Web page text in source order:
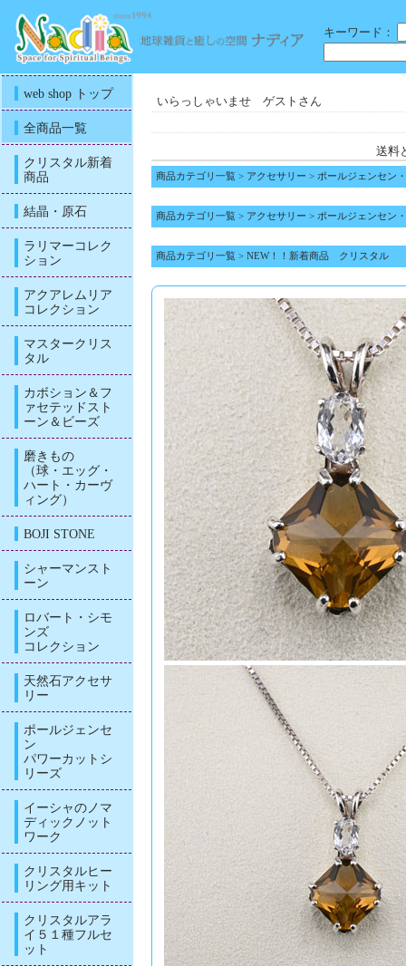
キーワード：
web shop トップ
全商品一覧
クリスタル新着
商品
結晶・原石
ラリマーコレク
ション
アクアレムリア
コレクション
マスタークリス
タル
カボション＆フ
ァセテッドスト
ーン＆ビーズ
磨きもの
（球・エッグ・
ハート・カーヴ
ィング）
BOJI STONE
シャーマンスト
ーン
ロバート・シモ
ンズ
コレクション
天然石アクセサ
リー
ポールジェンセ
ン
パワーカットシ
リーズ
イーシャのノマ
ディックノット
ワーク
クリスタルヒー
リング用キット
クリスタルアラ
イ５１種フルセ
ット
いらっしゃいませ ゲストさん
送料
商品カテゴリ一覧 > アクセサリー > ポールジェンセン
商品カテゴリ一覧 > アクセサリー > ポールジェンセン
商品カテゴリ一覧 > NEW！！新着商品 クリスタル